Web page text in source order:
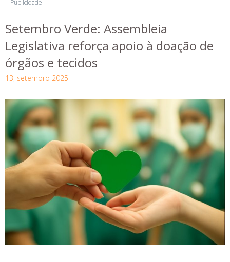
Publicidade
Setembro Verde: Assembleia
Legislativa reforça apoio à doação de
órgãos e tecidos
13, setembro 2025